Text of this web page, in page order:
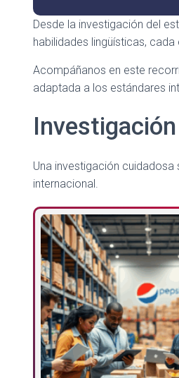
Desde la investigación del
habilidades lingüísticas,
Acompáñanos en este
adaptada a los estándares
Una investigación
internacional.